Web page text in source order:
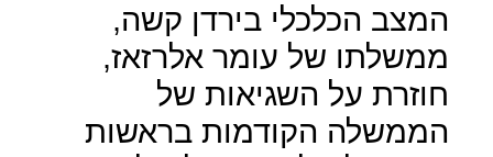
המצב הכלכלי בירדן קשה,
ממשלתו של עומר אלרזאז,
חוזרת על השגיאות של
הממשלה הקודמות בראשות